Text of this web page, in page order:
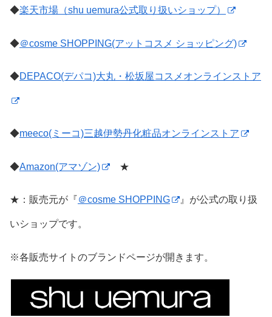
◆楽天市場（shu uemura公式取り扱いショップ）
◆＠cosme SHOPPING(アットコスメ ショッピング)
◆DEPACO(デパコ)大丸・松坂屋コスメオンラインストア
◆meeco(ミーコ)三越伊勢丹化粧品オンラインストア
◆Amazon(アマゾン) ★
★：販売元が『＠cosme SHOPPING 』が公式の取り扱
いショップです。
※各販売サイトのブランドページが開きます。